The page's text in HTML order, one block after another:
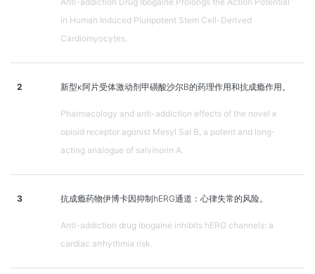
in Human Induced Pluripotent Stem Cell-Derived
Cardiomyocytes.
2 新型κ阿片受体激动剂甲磺酸沙尔B的药理作用和抗成瘾作用。
Pharmacology and anti-addiction effects of the novel κ
opioid receptor agonist Mesyl Sal B, a potent and long-
acting analogue of salvinorin A.
3 抗成瘾药物伊博卡因抑制hERG通道：心律失常的风险。
Anti-addiction drug ibogaine inhibits hERG channels: a
cardiac arrhythmia risk.